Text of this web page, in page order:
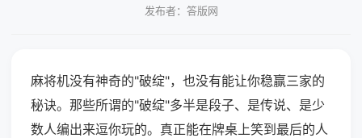
发布者：答版网
麻将机没有神奇的"破绽"，也没有能让你稳赢三家的
秘诀。那些所谓的"破绽"多半是段子、是传说、是少
数人编出来逗你玩的。真正能在牌桌上笑到最后的人